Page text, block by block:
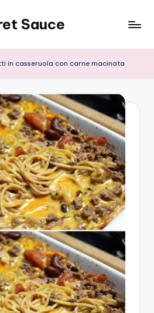
Sauce
in casseruola con carne macinata